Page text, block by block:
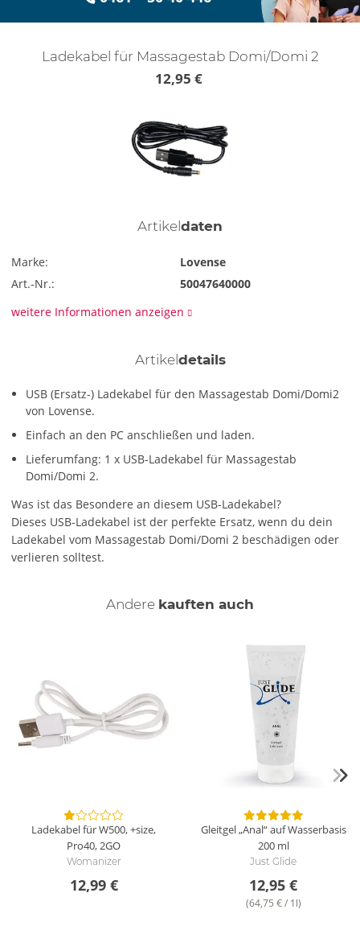
Ladekabel für Massagestab Domi/Domi 2
12,95 €
Artikel daten
Marke:
Lovense
Art.-Nr.:
50047640000
weitere Informationen anzeigen
Artikel details
USB (Ersatz-) Ladekabel für den Massagestab Domi/Domi2
von Lovense.
Einfach an den PC anschließen und laden.
Lieferumfang: 1 x USB-Ladekabel für Massagestab
Domi/Domi 2.
Was ist das Besondere an diesem USB-Ladekabel?
Dieses USB-Ladekabel ist der perfekte Ersatz, wenn du dein
Ladekabel vom Massagestab Domi/Domi 2 beschädigen oder
verlieren solltest.
Andere kauften auch
Ladekabel für W500, +size,
Pro40, 2GO
Womanizer
12,99 €
Gleitgel „Anal“ auf Wasserbasis
200 ml
Just Glide
12,95 €
(64,75 € / 1l)